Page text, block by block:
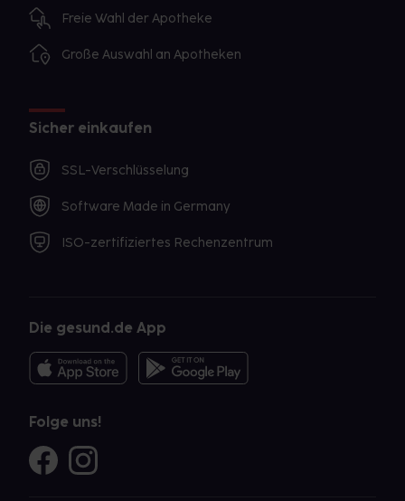
Freie Wahl der Apotheke
Große Auswahl an Apotheken
Sicher einkaufen
SSL-Verschlüsselung
Software Made in Germany
ISO-zertifiziertes Rechenzentrum
Die gesund.de App
Folge uns!